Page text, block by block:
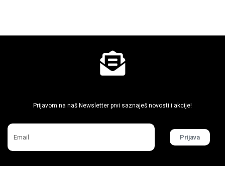
Prijavom na naš Newsletter prvi saznaješ novosti i akcije!
Prijava